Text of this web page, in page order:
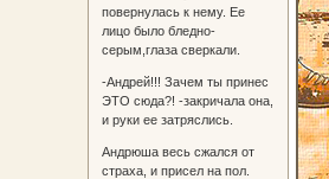
повернулась к нему. Ее
лицо было бледно-
серым,глаза сверкали.
-Андрей!!! Зачем ты принес
ЭТО сюда?! -закричала она,
и руки ее затряслись.
Андрюша весь сжался от
страха, и присел на пол.